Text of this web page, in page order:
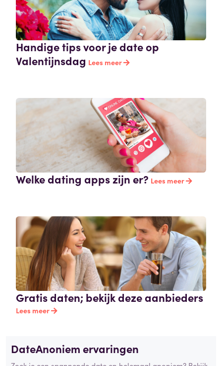
Handige tips voor je date op
Valentijnsdag Lees meer
Welke dating apps zijn er? Lees meer
Gratis daten; bekijk deze aanbieders
Lees meer
DateAnoniem ervaringen